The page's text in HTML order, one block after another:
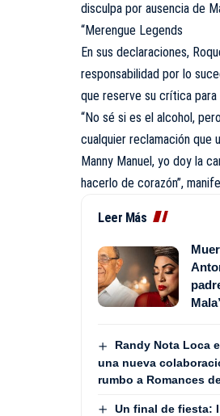
disculpa por ausencia de
“Merengue Legends
En sus declaraciones,
responsabilidad por lo
que reserve su crítica
“No sé si es el alcohol,
cualquier reclamación que
Manny Manuel, yo doy la
hacerlo de corazón”,
Leer Más
Randy Nota Loca
una nueva
rumbo a Romances
Un final de fiesta: